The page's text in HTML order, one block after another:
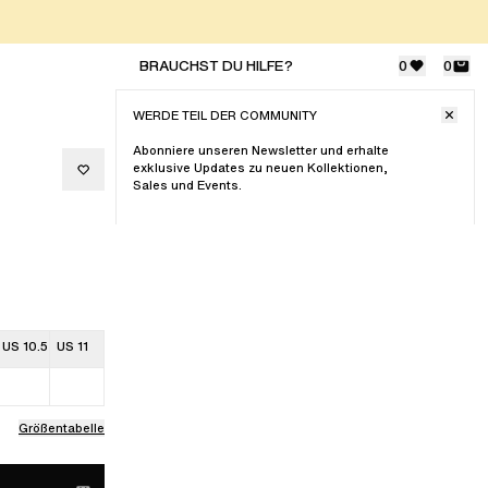
BRAUCHST DU HILFE? 0 0
US 10.5 US 11
Größentabelle
WERDE TEIL DER COMMUNITY
Abonniere unseren Newsletter und erhalte
exklusive Updates zu neuen Kollektionen,
Sales und Events.